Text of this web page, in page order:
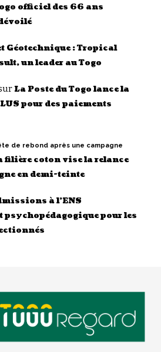
officiel des 66 ans
Géotechnique : Tropical
un leader au Togo
La Poste du Togo lance la
pour des paiements
de rebond après une campagne
filière coton vise la relance
en demi-teinte
à l’ENS
psychopédagogique pour les